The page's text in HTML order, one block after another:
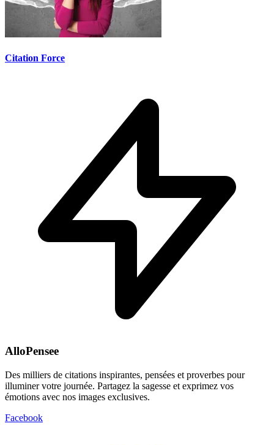
Citation Force
AlloPensee
Des milliers de citations inspirantes, pensées et proverbes pour
illuminer votre journée. Partagez la sagesse et exprimez vos
émotions avec nos images exclusives.
Facebook